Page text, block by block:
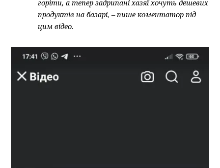
горіти, а тепер задрипані хазяї хочуть дешевих
продуктів на базарі, – пише коментатор під
цим відео.